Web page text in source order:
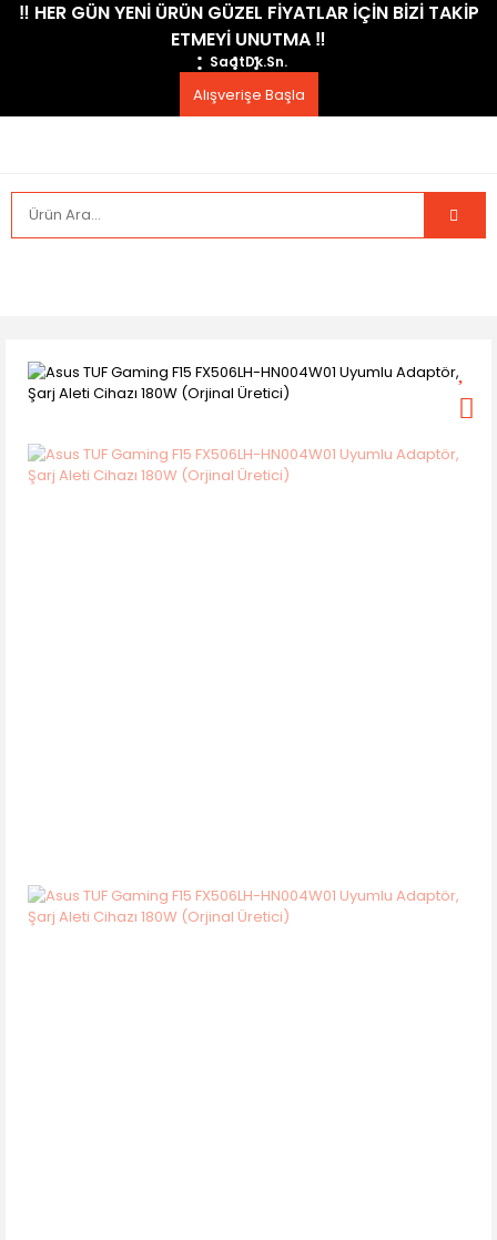
​‼️​ HER GÜN YENİ ÜRÜN GÜZEL FİYATLAR İÇİN BİZİ TAKİP
ETMEYİ UNUTMA ​‼️​
SaatDk.Sn.
Alışverişe Başla